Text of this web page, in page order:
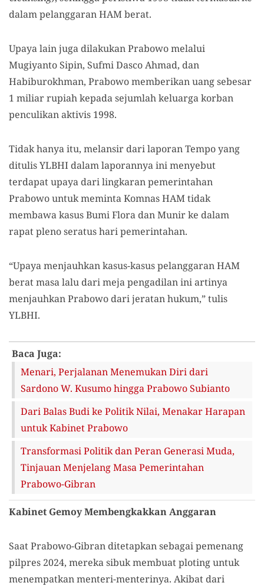
dalam pelanggaran HAM berat.
Upaya lain juga dilakukan Prabowo melalui
Mugiyanto Sipin, Sufmi Dasco Ahmad, dan
Habiburokhman, Prabowo memberikan uang sebesar
1 miliar rupiah kepada sejumlah keluarga korban
penculikan aktivis 1998.
Tidak hanya itu, melansir dari laporan Tempo yang
ditulis YLBHI dalam laporannya ini menyebut
terdapat upaya dari lingkaran pemerintahan
Prabowo untuk meminta Komnas HAM tidak
membawa kasus Bumi Flora dan Munir ke dalam
rapat pleno seratus hari pemerintahan.
“Upaya menjauhkan kasus-kasus pelanggaran HAM
berat masa lalu dari meja pengadilan ini artinya
menjauhkan Prabowo dari jeratan hukum,” tulis
YLBHI.
Baca Juga:
Menari, Perjalanan Menemukan Diri dari
Sardono W. Kusumo hingga Prabowo Subianto
Dari Balas Budi ke Politik Nilai, Menakar Harapan
untuk Kabinet Prabowo
Transformasi Politik dan Peran Generasi Muda,
Tinjauan Menjelang Masa Pemerintahan
Prabowo-Gibran
Kabinet Gemoy Membengkakkan Anggaran
Saat Prabowo-Gibran ditetapkan sebagai pemenang
pilpres 2024, mereka sibuk membuat ploting untuk
menempatkan menteri-menterinya. Akibat dari